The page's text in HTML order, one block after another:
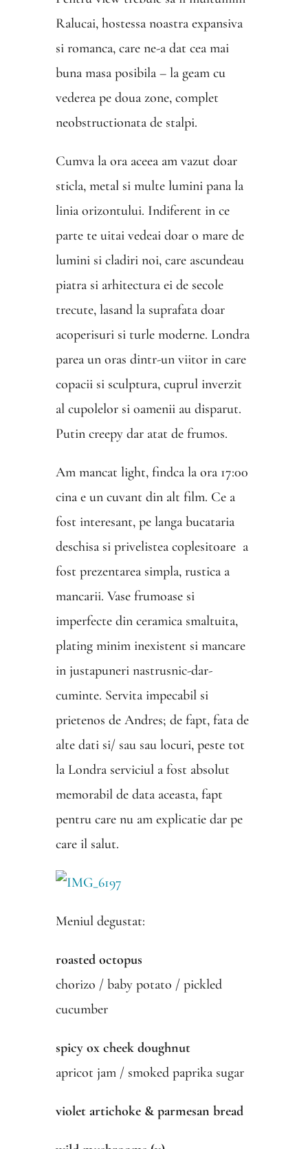
Ralucai, hostessa noastra expansiva
si romanca, care ne-a dat cea mai
buna masa posibila – la geam cu
vederea pe doua zone, complet
neobstructionata de stalpi.
Cumva la ora aceea am vazut doar
sticla, metal si multe lumini pana la
linia orizontului. Indiferent in ce
parte te uitai vedeai doar o mare de
lumini si cladiri noi, care ascundeau
piatra si arhitectura ei de secole
trecute, lasand la suprafata doar
acoperisuri si turle moderne. Londra
parea un oras dintr-un viitor in care
copacii si sculptura, cuprul inverzit
al cupolelor si oamenii au disparut.
Putin creepy dar atat de frumos.
Am mancat light, findca la ora 17:00
cina e un cuvant din alt film. Ce a
fost interesant, pe langa bucataria
deschisa si privelistea coplesitoare a
fost prezentarea simpla, rustica a
mancarii. Vase frumoase si
imperfecte din ceramica smaltuita,
plating minim inexistent si mancare
in justapuneri nastrusnic-dar-
cuminte. Servita impecabil si
prietenos de Andres; de fapt, fata de
alte dati si/ sau sau locuri, peste tot
la Londra serviciul a fost absolut
memorabil de data aceasta, fapt
pentru care nu am explicatie dar pe
care il salut.
Meniul degustat:
roasted octopus
chorizo / baby potato / pickled
cucumber
spicy ox cheek doughnut
apricot jam / smoked paprika sugar
violet artichoke & parmesan bread